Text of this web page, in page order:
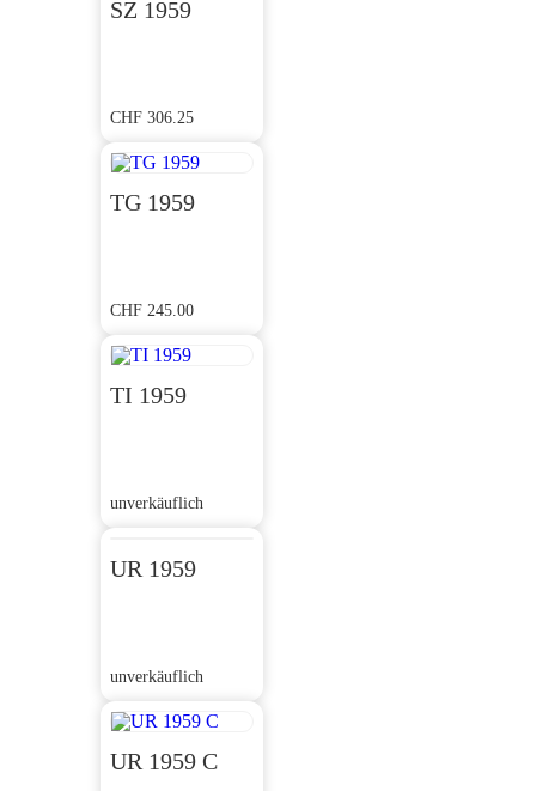
SZ 1959
CHF 306.25
TG 1959
CHF 245.00
TI 1959
unverkäuflich
UR 1959
unverkäuflich
UR 1959 C